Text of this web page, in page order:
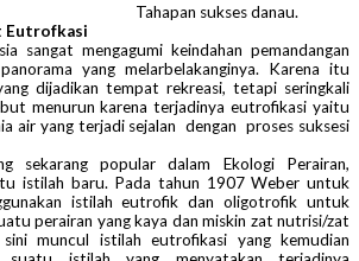
Tahapan sukses danau.
Eutrofkasi
sangat mengagumi keindahan pemandangan
yang melarbelakanginya. Karena itu
dijadikan tempat rekreasi, tetapi seringkali
menurun karena terjadinya eutrofikasi yaitu
air yang terjadi sejalan dengan proses suksesi
sekarang popular dalam Ekologi Perairan,
istilah baru. Pada tahun 1907 Weber untuk
istilah eutrofik dan oligotrofik untuk
perairan yang kaya dan miskin zat nutrisi/zat
muncul istilah eutrofikasi yang kemudian